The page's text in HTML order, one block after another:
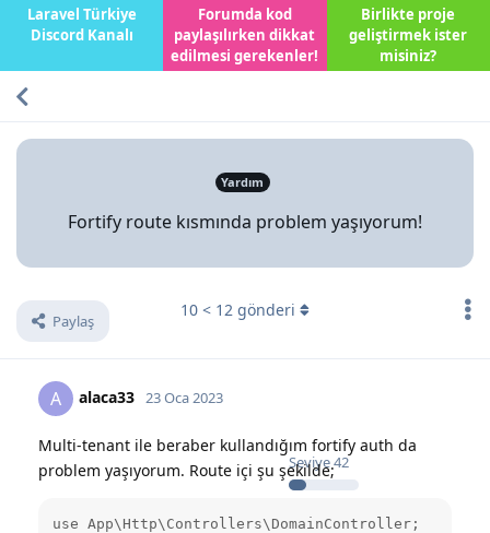
Laravel Türkiye
Discord Kanalı
Forumda kod
paylaşılırken dikkat
edilmesi gerekenler!
Birlikte proje
geliştirmek ister
misiniz?
Yardım
Fortify route kısmında problem yaşıyorum!
Paylaş
10 < 12 gönderi
A alaca33
Seviye42
23 Oca 2023
Multi-tenant ile beraber kullandığım fortify auth da
problem yaşıyorum. Route içi şu şekilde;
use App\Http\Controllers\DomainController;